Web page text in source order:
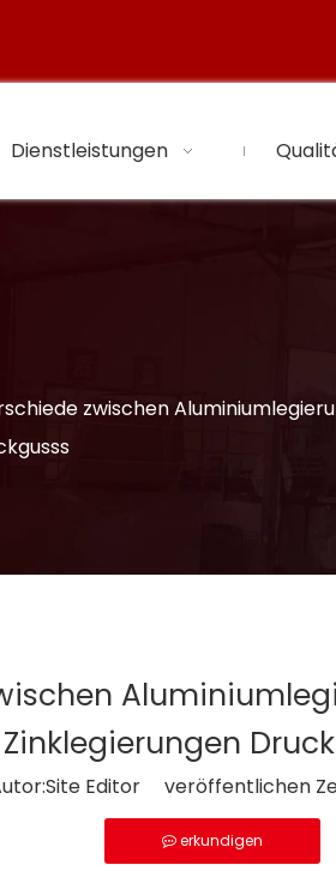
Dienstleistungen
zwischen
Zinklegierungen
Editor veröffentlichen
erkundigen